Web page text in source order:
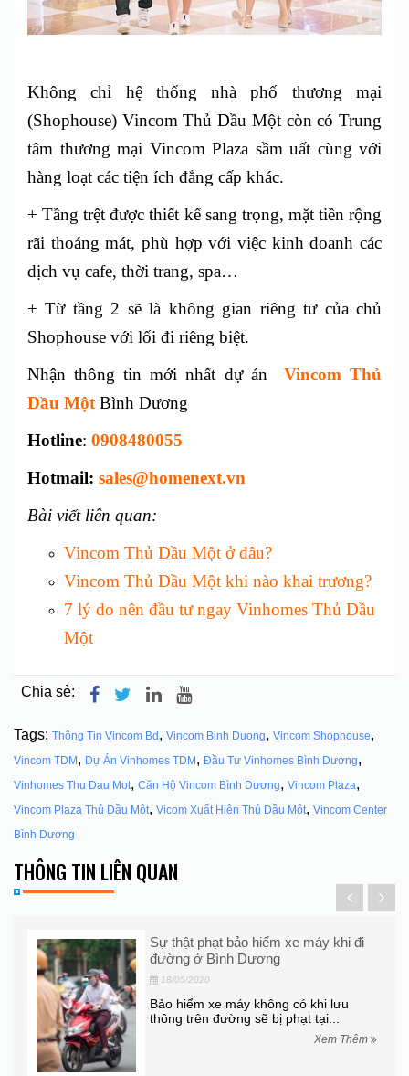
Không chỉ hệ thống nhà phố thương mại
(Shophouse) Vincom Thủ Dầu Một còn có Trung
tâm thương mại Vincom Plaza sầm uất cùng với
hàng loạt các tiện ích đẳng cấp khác.
+ Tầng trệt được thiết kế sang trọng, mặt tiền rộng
rãi thoáng mát, phù hợp với việc kinh doanh các
dịch vụ cafe, thời trang, spa…
+ Từ tầng 2 sẽ là không gian riêng tư của chủ
Shophouse với lối đi riêng biệt.
Nhận thông tin mới nhất dự án
Vincom Thủ
Dầu Một Bình Dương
Hotline: 0908480055
Hotmail: sales@homenext.vn
Bài viết liên quan:
Vincom Thủ Dầu Một ở đâu?
Vincom Thủ Dầu Một khi nào khai trương?
7 lý do nên đầu tư ngay Vinhomes Thủ Dầu
Một
Chia sẻ:
Tags: Thông Tin Vincom Bd , Vincom Binh Duong, Vincom Shophouse,
Vincom TDM , Dự Án Vinhomes TDM , Đầu Tư Vinhomes Bình Dương,
Vinhomes Thu Dau Mot, Căn Hộ Vincom Bình Dương, Vincom Plaza,
Vincom Plaza Thủ Dầu Một, Vicom Xuất Hiện Thủ Dầu Một, Vincom Center
Bình Dương
THÔNG TIN LIÊN QUAN
Sự thật phạt bảo hiểm xe máy khi đi
đường ở Bình Dương
18/05/2020
Bảo hiểm xe máy không có khi lưu
thông trên đường sẽ bị phạt tại...
Xem Thêm